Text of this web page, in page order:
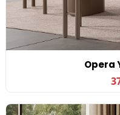
Opera